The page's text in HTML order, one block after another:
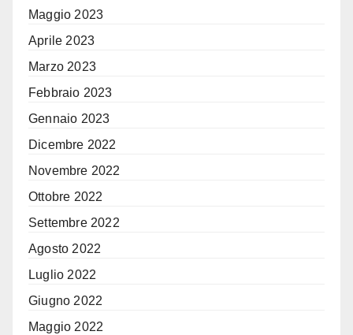
Maggio 2023
Aprile 2023
Marzo 2023
Febbraio 2023
Gennaio 2023
Dicembre 2022
Novembre 2022
Ottobre 2022
Settembre 2022
Agosto 2022
Luglio 2022
Giugno 2022
Maggio 2022